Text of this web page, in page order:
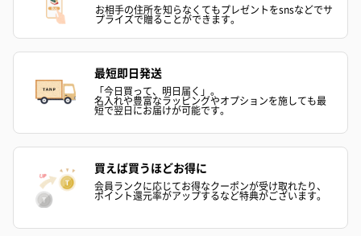
花束ハンドタオル（ピ
ンク）（1,760円）
花束ハンドタオル（ブ
ルー）（1,760円）
花束ハンドタ
お相手の住所を知らなくてもプレゼントをsnsなどでサ
プライズで贈ることができます。
最短即日発送
「今日買って、明日届く」。
名入れや豊富なラッピングやオプションを施しても最
短で翌日にお届けが可能です。
買えば買うほどお得に
会員ランクに応じてお得なクーポンが受け取れたり、
ポイント還元率がアップするなど特典がございます。